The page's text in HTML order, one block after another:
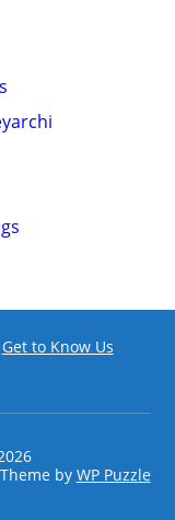
Get to Know Us
Theme by WP Puzzle